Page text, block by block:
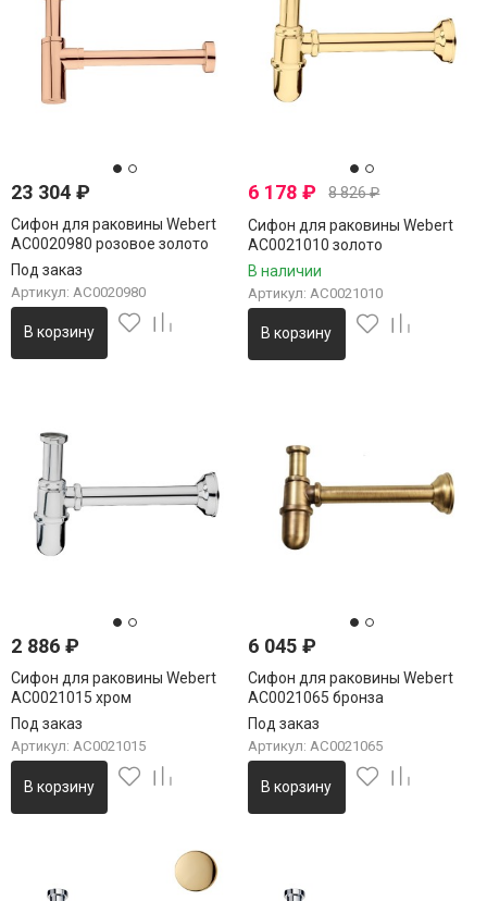
23 304 ₽
Сифон для раковины Webert
AC0020980 розовое золото
Под заказ
Артикул: AC0020980
В корзину
6 178₽ 8 826₽
Сифон для раковины Webert
AC0021010 золото
В наличии
Артикул: AC0021010
В корзину
2 886 ₽
Сифон для раковины Webert
AC0021015 хром
Под заказ
Артикул: AC0021015
В корзину
6 045₽
Сифон для раковины Webert
AC0021065 бронза
Под заказ
Артикул: AC0021065
В корзину